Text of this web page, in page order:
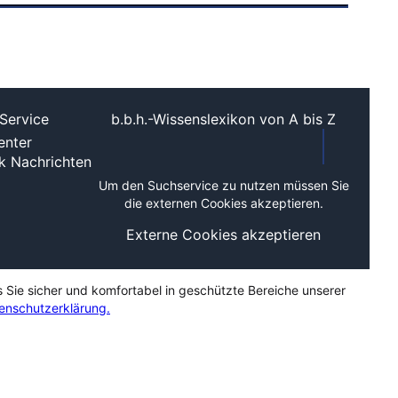
Nachrichten
b.b.h.-Wissenslexikon von A bis Z
Um den Suchservice zu nutzen müssen Sie
die externen Cookies akzeptieren.
Externe Cookies akzeptieren
sicher und komfortabel in geschützte Bereiche unserer